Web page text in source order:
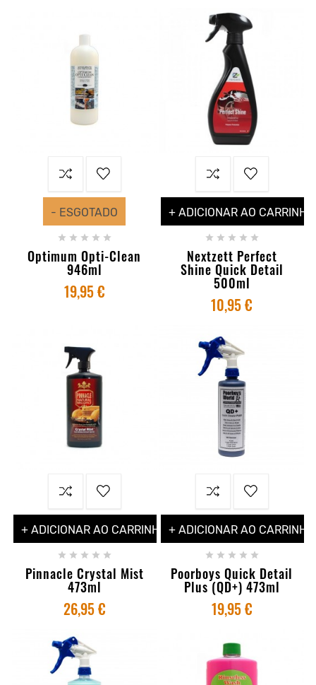
- ESGOTADO
    
Optimum Opti-Clean
946ml
19,95 €
+ ADICIONAR AO CARRINHO
    
Nextzett Perfect
Shine Quick Detail
500ml
10,95 €
+ ADICIONAR AO CARRINHO
    
Pinnacle Crystal Mist
473ml
26,95 €
+ ADICIONAR AO CARRINHO
    
Poorboys Quick Detail
Plus (QD+) 473ml
19,95 €